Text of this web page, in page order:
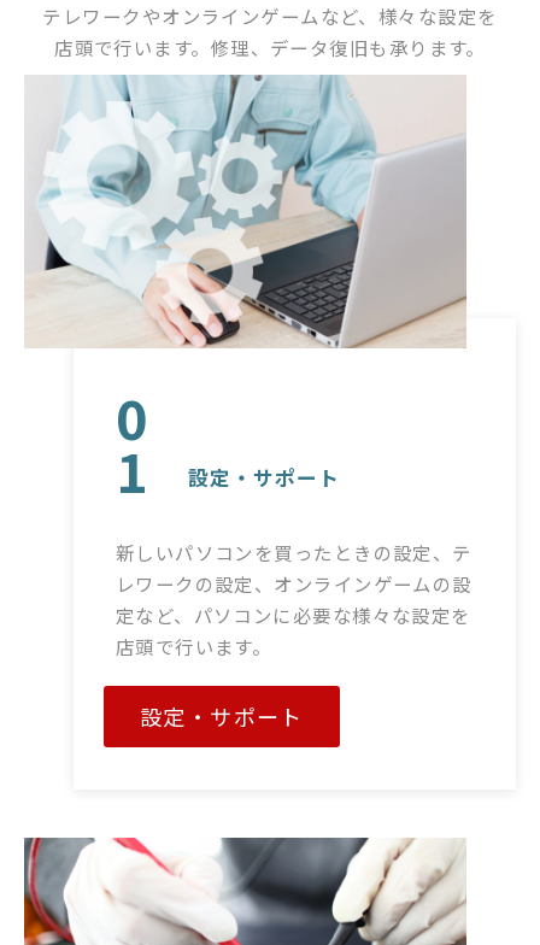
テレワークやオンラインゲームなど、様々な設定を
店頭で行います。修理、データ復旧も承ります。
0
1 設定・サポート
新しいパソコンを買ったときの設定、テ
レワークの設定、オンラインゲームの設
定など、パソコンに必要な様々な設定を
店頭で行います。
設定・サポート